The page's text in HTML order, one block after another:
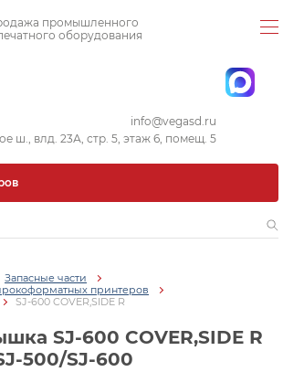
промышленного
оборудования
info@vegasd.ru
ш., влд. 23А, стр. 5, этаж 6, помещ. 5
Запасные части
принтеров
SJ-600 COVER,SIDE R
SJ-600 COVER,SIDE R
500/SJ-600